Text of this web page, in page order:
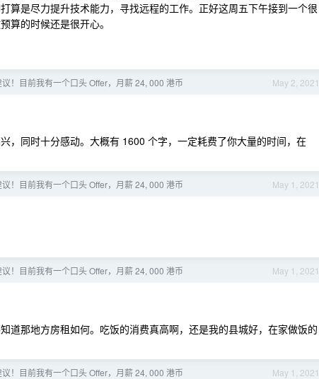
算是尽力提升技术能力，寻找远程的工作。正好这周五下午接到一个很
算的时候还是很开心。
May 2, 2021
！目前我有一个口头 Offer，月薪 24, 000 港币
，同时十分感动。大概有 1600 个字，一定耗费了你大量的时间，在
May 1, 2021
！目前我有一个口头 Offer，月薪 24, 000 港币
May 1, 2021
！目前我有一个口头 Offer，月薪 24, 000 港币
道那地方房租如何。吃饭的消费真高啊，还是我的县城好，在家做饭的
May 1, 2021
！目前我有一个口头 Offer，月薪 24, 000 港币